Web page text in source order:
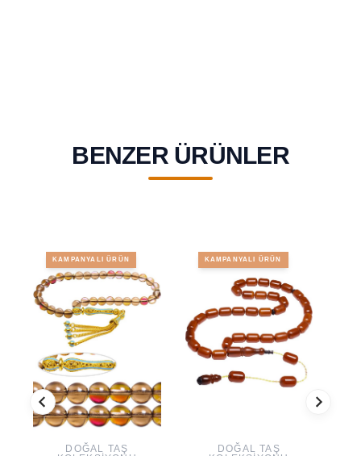
BENZER ÜRÜNLER
KAMPANYALI ÜRÜN
DOĞAL TAŞ
KAMPANYALI ÜRÜN
DOĞAL TAŞ